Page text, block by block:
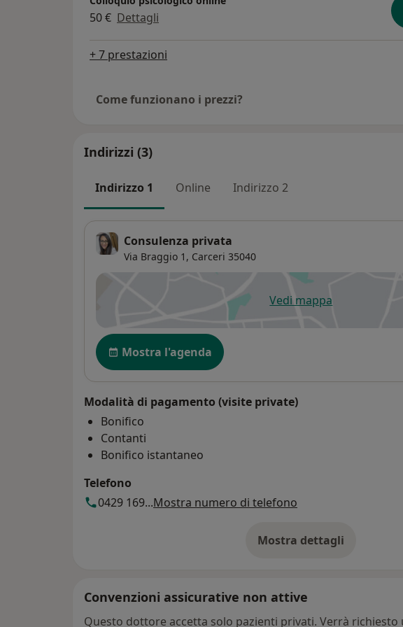
50 € Dettagli
+ 7 prestazioni
Come funzionano i prezzi?
Indirizzi (3)
Indirizzo 1 Online Indirizzo 2
Consulenza privata
Via Braggio 1, Carceri 35040
Vedi mappasi apre in una
Disponibilità
Mostra l'agenda
Modalità di pagamento (visite private)
Bonifico
Contanti
Bonifico istantaneo
Telefono
0429 169...Mostra numero di telefono
Mostra dettagli
sull'indirizzo
Convenzioni assicurative non attive
Questo dottore accetta solo pazienti privati. Verrà richiesto